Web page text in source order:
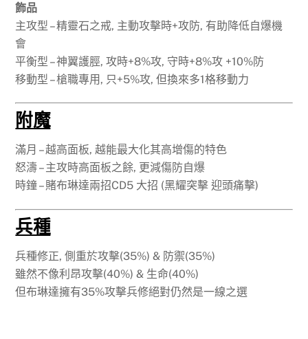
飾品
主攻型 – 精靈石之戒, 主動攻擊時+攻防, 有助降低自爆機
會
平衡型 – 神翼護脛, 攻時+8%攻, 守時+8%攻 +10%防
移動型 – 槍職專用, 只+5%攻, 但換來多1格移動力
附魔
滿月 – 越高面板, 越能最大化其高增傷的特色
怒濤 – 主攻時高面板之餘, 更減傷防自爆
時鐘 – 賭布琳達兩招CD5 大招 (黑耀突擊 迎頭痛擊)
兵種
兵種修正, 側重於攻擊(35%) & 防禦(35%)
雖然不像利昂攻擊(40%) & 生命(40%)
但布琳達擁有35%攻擊兵修絕對仍然是一線之選